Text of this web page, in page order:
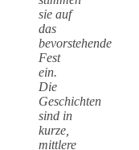
sie auf
das
bevorstehende
Fest
ein.
Die
Geschichten
sind in
kurze,
mittlere